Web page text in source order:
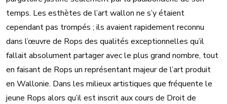
temps. Les esthètes de l’art wallon ne s’y étaient
cependant pas trompés ; ils avaient rapidement reconnu
dans l’œuvre de Rops des qualités exceptionnelles qu’il
fallait absolument partager avec le plus grand nombre, tout
en faisant de Rops un représentant majeur de l’art produit
en Wallonie. Dans les milieux artistiques que fréquente le
jeune Rops alors qu’il est inscrit aux cours de Droit de